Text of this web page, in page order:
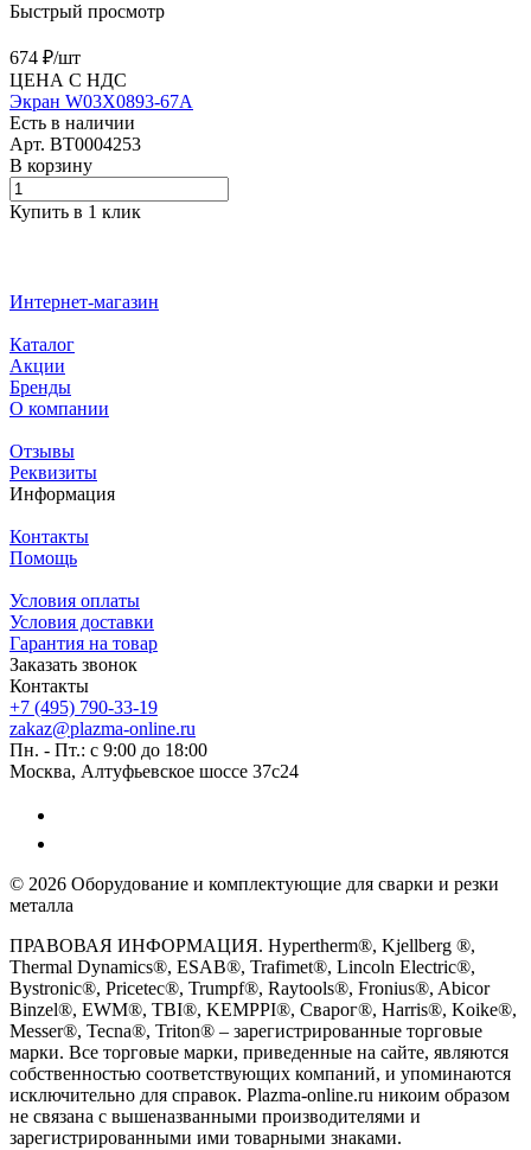
Быстрый просмотр
674 ₽/шт
ЦЕНА С НДС
Экран W03X0893-67A
Есть в наличии
Арт. BT0004253
В корзину
Купить в 1 клик
Интернет-магазин
Каталог
Акции
Бренды
О компании
Отзывы
Реквизиты
Информация
Контакты
Помощь
Условия оплаты
Условия доставки
Гарантия на товар
Заказать звонок
Контакты
+7 (495) 790-33-19
zakaz@plazma-online.ru
Пн. - Пт.: с 9:00 до 18:00
Москва, Алтуфьевское шоссе 37с24
© 2026 Оборудование и комплектующие для сварки и резки
металла
ПРАВОВАЯ ИНФОРМАЦИЯ. Hypertherm®, Kjellberg ®,
Thermal Dynamics®, ESAB®, Trafimet®, Lincoln Electric®,
Bystronic®, Pricetec®, Trumpf®, Raytools®, Fronius®, Abicor
Binzel®, EWM®, TBI®, KEMPPI®, Сварог®, Harris®, Koike®,
Messer®, Tecna®, Triton® – зарегистрированные торговые
марки. Все торговые марки, приведенные на сайте, являются
собственностью соответствующих компаний, и упоминаются
исключительно для справок. Plazma-online.ru никоим образом
не связана с вышеназванными производителями и
зарегистрированными ими товарными знаками.